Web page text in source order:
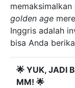
golden age
Inggris adalah
bisa Anda
🌟 YUK, JADI
MM! 🌟